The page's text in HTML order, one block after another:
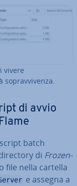
vivere
so­prav­vi­ven­za.
di avvio
batch
di Fro­zen­
file nella cartella
e assegna a